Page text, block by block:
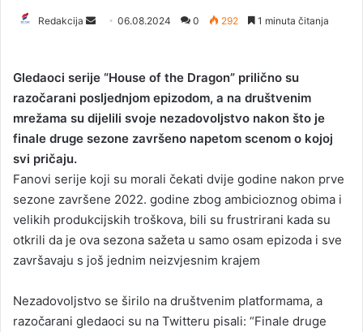
Redakcija
d
a
n
e
a
i
l
06.08.2024 0 292 1 minuta čitanja
Gledaoci serije “House of the Dragon” prilično su
razočarani posljednjom epizodom, a na društvenim
mrežama su dijelili svoje nezadovoljstvo nakon što je
finale druge sezone završeno napetom scenom o kojoj
svi pričaju.
Fanovi serije koji su morali čekati dvije godine nakon prve
sezone završene 2022. godine zbog ambicioznog obima i
velikih produkcijskih troškova, bili su frustrirani kada su
otkrili da je ova sezona sažeta u samo osam epizoda i sve
završavaju s još jednim neizvjesnim krajem
Nezadovoljstvo se širilo na društvenim platformama, a
razočarani gledaoci su na Twitteru pisali: “Finale druge